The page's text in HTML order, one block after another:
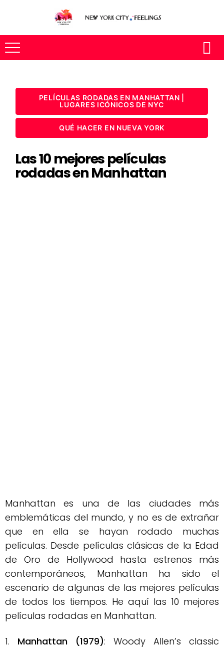
PELÍCULAS RODADAS EN MANHATTAN |
LUGARES ICÓNICOS DE NYC
QUÉ HACER EN NUEVA YORK
Las 10 mejores películas
rodadas en Manhattan
Manhattan es una de las ciudades más
emblemáticas del mundo, y no es de extrañar
que en ella se hayan rodado muchas
películas. Desde películas clásicas de la Edad
de Oro de Hollywood hasta estrenos más
contemporáneos, Manhattan ha sido el
escenario de algunas de las mejores películas
de todos los tiempos. He aquí las 10 mejores
películas rodadas en Manhattan.
1. Manhattan (1979): Woody Allen’s classic